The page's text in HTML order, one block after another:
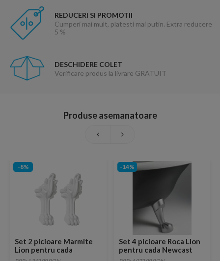
REDUCERI SI PROMOTII
Cumperi mai mult, platesti mai putin. Extra reducere
5 %
DESCHIDERE COLET
Verificare produs la livrare GRATUIT
Produse asemanatoare
-8%
Set 2 picioare Marmite
Lion pentru cada
Romance alb
-14%
Set 4 picioare Roca Lion
pentru cada Newcast
cromate